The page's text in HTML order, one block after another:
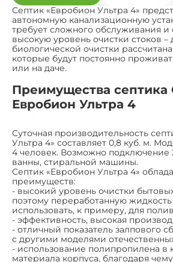
Септик «Евробион Ультра 4»
автономную канализационную
требует сложного обслуживания и
высокую уровень очистки стоков –
биологической очистки
которые будут постоянно
или на даче.
Преимущества септика
Евробион Ультра 4
Суточная производительность
Ультра 4» составляет 0,8 куб. м.
4 человек. Возможно подключение
ванны, стиральной машины.
Септик «Евробион Ультра 4»
преимуществ:
- высокий уровень очистки
поэтому переработанную
использовать, к примеру, для
- эффективность, высокая
- отличный показатель залпового
с другими моделями
- использование полипропилена в
материала корпуса, благодаря